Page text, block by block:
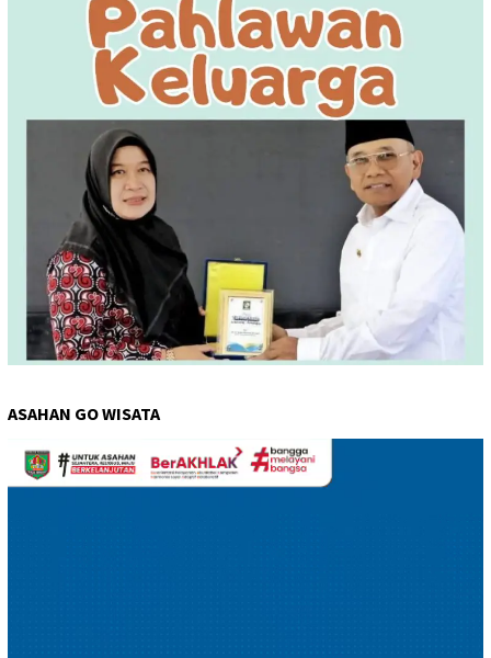
ASAHAN GO WISATA
Pemutar
Video